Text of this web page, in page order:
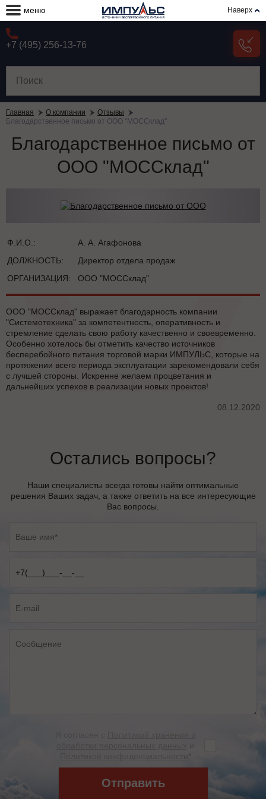
меню Наверх
+7 (495) 256-13-76
Главная О компании
Отзывы
Благодарственное письмо от ООО "МОССклад"
Благодарственное письмо от
ООО "МОССклад"
Ф.И.О.:
А. А. Агафонова
ДОЛЖНОСТЬ:
Директор отдела продаж
ОРГАНИЗАЦИЯ:
ООО "МОССклад"
ООО "МОССклад" выражает благодарность компании
"Системотехника" за компетентность, оперативность и
стремление сделать свою работу качественно и своевременно.
Особенно хотелось бы отметить качество источников
бесперебойного питания торговой марки ИМПУЛЬС, которые на
протяжении всего периода эксплуатации зарекомендовали себя
с лучшей стороны. Искренне желаем процветания и
дальнейших успехов в реализации новых проектов!
08.12.2020
Остались вопросы?
Наши специалисты всегда готовы найти оптимальные
решения Ваших задач, а также ответить на все интересующие
Вас вопросы.
Отправить